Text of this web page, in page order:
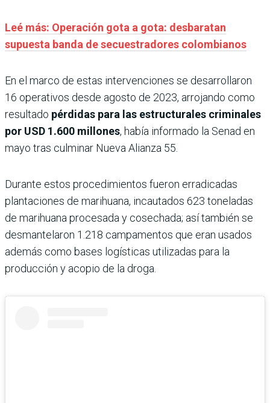
Leé más: Operación gota a gota: desbaratan
supuesta banda de secuestradores colombianos
En el marco de estas intervenciones se desarrollaron
16 operativos desde agosto de 2023, arrojando como
resultado pérdidas para las estructurales criminales
por USD 1.600 millones, había informado la Senad en
mayo tras culminar Nueva Alianza 55.
Durante estos procedimientos fueron erradicadas
plantaciones de marihuana, incautados 623 toneladas
de marihuana procesada y cosechada; así también se
desmantelaron 1.218 campamentos que eran usados
además como bases logísticas utilizadas para la
producción y acopio de la droga.